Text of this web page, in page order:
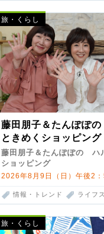
旅・くらし
藤田朋子＆たんぽぽ
ときめくショッピング
藤田朋子＆たんぽぽの ハ
ショッピング
2026年8月9日（日）午後2
情報・トレンド ライフ
旅・くらし